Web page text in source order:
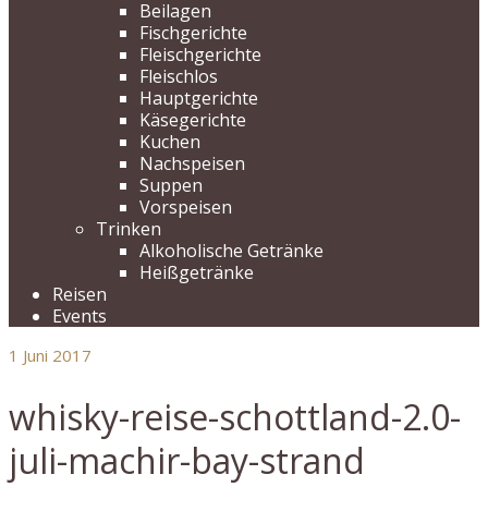
Beilagen
Fischgerichte
Fleischgerichte
Fleischlos
Hauptgerichte
Käsegerichte
Kuchen
Nachspeisen
Suppen
Vorspeisen
Trinken
Alkoholische Getränke
Heißgetränke
Reisen
Events
1 Juni 2017
whisky-reise-schottland-2.0-
juli-machir-bay-strand